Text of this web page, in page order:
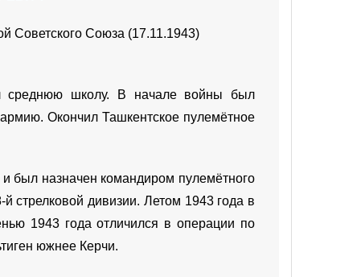
Советского Союза (17.11.1943)
среднюю школу. В начале войны был
Окончил Ташкентское пулемётное
был назначен командиром пулемётного
стрелковой дивизии. Летом 1943 года в
1943 года отличился в операции по
южнее Керчи.